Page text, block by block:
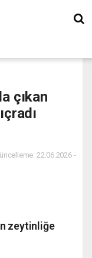
çıkan
22.06.2026 -
zeytinliğe